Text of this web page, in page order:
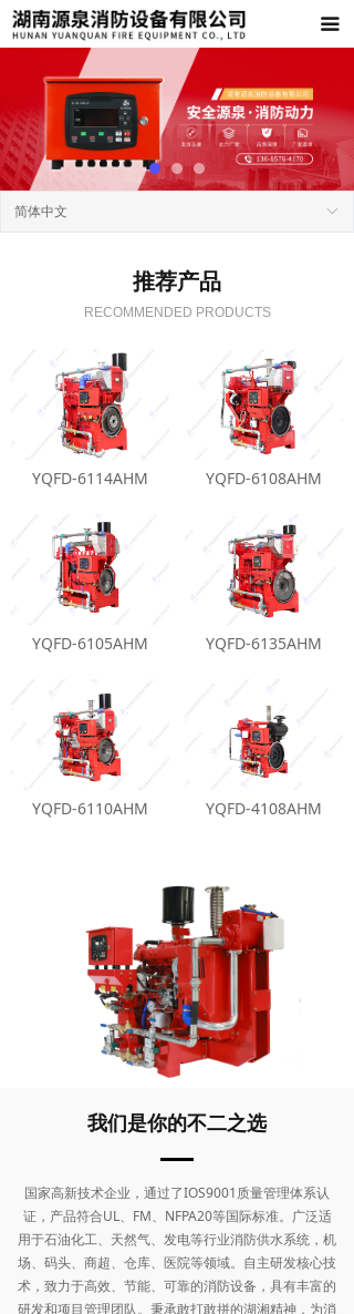
끀
首页
关于我们
产品中心
工程案例
新闻资讯
ꀅ
简体中文
推荐产品
RECOMMENDED PRODUCTS
YQFD-6114AHM YQFD-6108AHM
YQFD-6105AHM YQFD-6135AHM
YQFD-6110AHM YQFD-4108AHM
我们是你的不二之选
国家高新技术企业，通过了IOS9001质量管理体系认
证，产品符合UL、FM、NFPA20等国际标准。广泛适
用于石油化工、天然气、发电等行业消防供水系统，机
场、码头、商超、仓库、医院等领域。自主研发核心技
术，致力于高效、节能、可靠的消防设备，具有丰富的
研发和项目管理团队。秉承敢打敢拼的湖湘精神，为消